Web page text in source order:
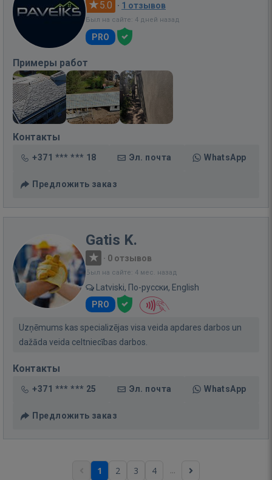
5.0 · 1 отзывов
Был на сайте: 4 дней назад
PRO
Примеры работ
Контакты
+371 *** *** 18 Эл. почта WhatsApp
Предложить заказ
Gatis K.
· 0 отзывов
Был на сайте: 4 мес. назад
Latviski, По-русски, English
PRO
Uzņēmums kas specializējas visa veida apdares darbos un
dažāda veida celtniecības darbos.
Контакты
+371 *** *** 25 Эл. почта WhatsApp
Предложить заказ
1 2 3 4 ...